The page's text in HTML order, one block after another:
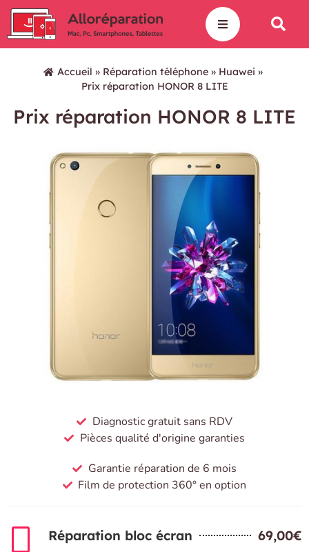
Accueil » Réparation téléphone » Huawei »
Prix réparation HONOR 8 LITE
Prix réparation HONOR 8 LITE
Diagnostic gratuit sans RDV
Pièces qualité d'origine garanties
Garantie réparation de 6 mois
Film de protection 360° en option
Réparation bloc écran 69,00€